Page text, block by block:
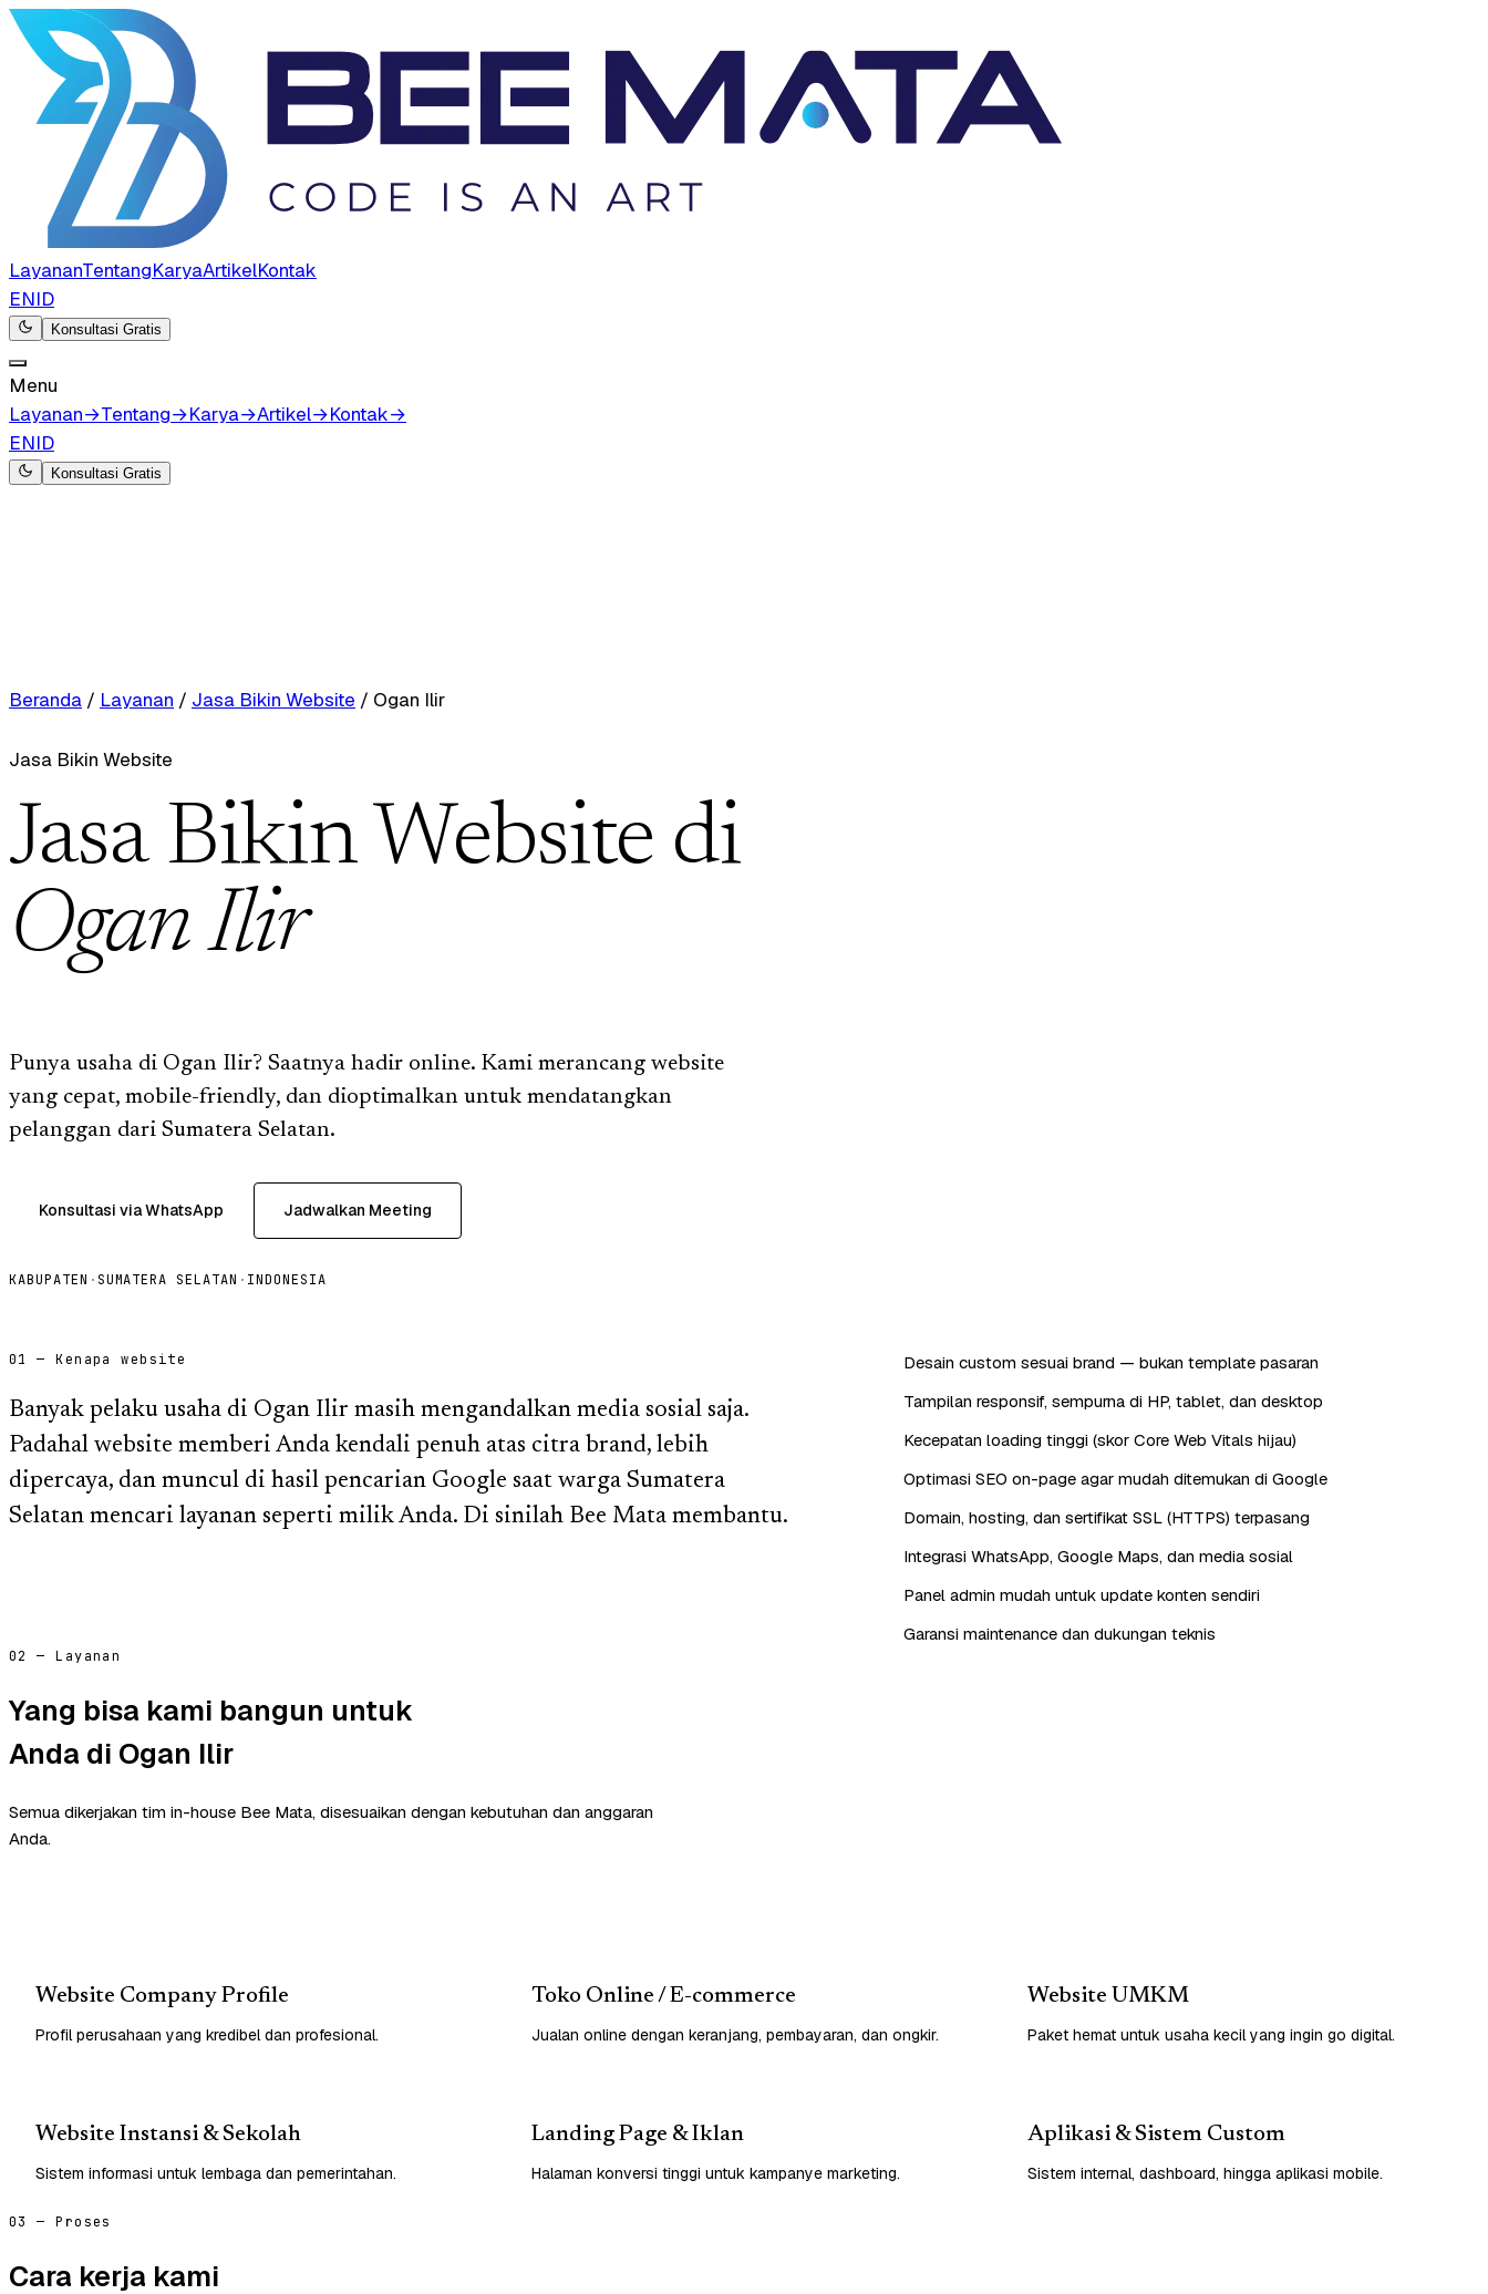
LayananTentangKaryaArtikelKontak
ENID
Konsultasi Gratis
Menu
Layanan→Tentang→Karya→Artikel→Kontak→
ENID
Konsultasi Gratis
Beranda / Layanan / Jasa Bikin Website / Ogan Ilir
Jasa Bikin Website
Jasa Bikin Website di
Ogan Ilir
Punya usaha di Ogan Ilir? Saatnya hadir online. Kami merancang website
yang cepat, mobile-friendly, dan dioptimalkan untuk mendatangkan
pelanggan dari Sumatera Selatan.
Konsultasi via WhatsApp Jadwalkan Meeting
KABUPATEN · SUMATERA SELATAN · INDONESIA
01 — Kenapa website
Banyak pelaku usaha di Ogan Ilir masih mengandalkan media sosial saja.
Padahal website memberi Anda kendali penuh atas citra brand, lebih
dipercaya, dan muncul di hasil pencarian Google saat warga Sumatera
Selatan mencari layanan seperti milik Anda. Di sinilah Bee Mata membantu.
Desain custom sesuai brand — bukan template pasaran
Tampilan responsif, sempurna di HP, tablet, dan desktop
Kecepatan loading tinggi (skor Core Web Vitals hijau)
Optimasi SEO on-page agar mudah ditemukan di Google
Domain, hosting, dan sertifikat SSL (HTTPS) terpasang
Integrasi WhatsApp, Google Maps, dan media sosial
Panel admin mudah untuk update konten sendiri
Garansi maintenance dan dukungan teknis
02 — Layanan
Yang bisa kami bangun untuk
Anda di Ogan Ilir
Semua dikerjakan tim in-house Bee Mata, disesuaikan dengan kebutuhan dan anggaran
Anda.
Website Company Profile
Profil perusahaan yang kredibel dan profesional.
Toko Online / E-commerce
Jualan online dengan keranjang, pembayaran, dan ongkir.
Website UMKM
Paket hemat untuk usaha kecil yang ingin go digital.
Website Instansi & Sekolah
Sistem informasi untuk lembaga dan pemerintahan.
Landing Page & Iklan
Halaman konversi tinggi untuk kampanye marketing.
Aplikasi & Sistem Custom
Sistem internal, dashboard, hingga aplikasi mobile.
03 — Proses
Cara kerja kami